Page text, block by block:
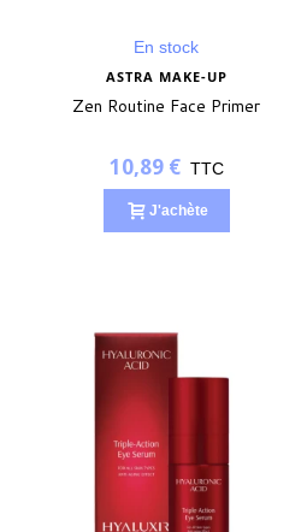
En stock
ASTRA MAKE-UP
Zen Routine Face Primer
10,89 € TTC
J'achète